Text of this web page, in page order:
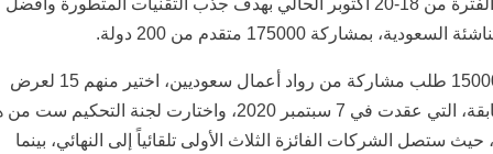
منافسات كأس العالم لريادة الأعمال 2020 خلال الفترة من 18-20 أكتوبر الحالي بهدف جذب التقنيات المتطورة وأفضل
175000 متقدم من 200 دولة.
واستقطب كأس العالم لريادة الأعمال لهذا العام 15000 طلب مشاركة من رواد أعمال سعوديين، اختير منهم 15 لعرض
مشاريعهم افتراضياً في التصفيات السعودية للمسابقة، التي عقدت في 7 سبتمبر 2020، واختارت لجنة
ستصل الشركات الفائزة الثلاث الأولى تلقائياً إلى النهائي، بينما